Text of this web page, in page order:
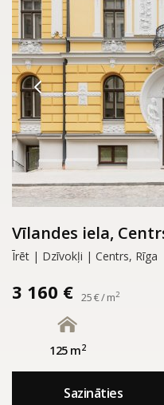
Vīlandes iela,
Īrēt | Dzīvokļi | Centrs, Rīga
3 160 € 25 € / m2
125 m2
Sazināties